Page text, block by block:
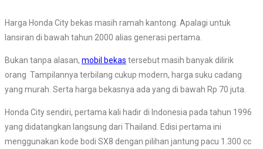
Harga Honda City bekas masih ramah kantong. Apalagi untuk
lansiran di bawah tahun 2000 alias generasi pertama.
Bukan tanpa alasan, mobil bekas tersebut masih banyak dilirik
orang Tampilannya terbilang cukup modern, harga suku cadang
yang murah. Serta harga bekasnya ada yang di bawah Rp 70 juta.
Honda City sendiri, pertama kali hadir di Indonesia pada tahun 1996
yang didatangkan langsung dari Thailand. Edisi pertama ini
menggunakan kode bodi SX8 dengan pilihan jantung pacu 1.300 cc